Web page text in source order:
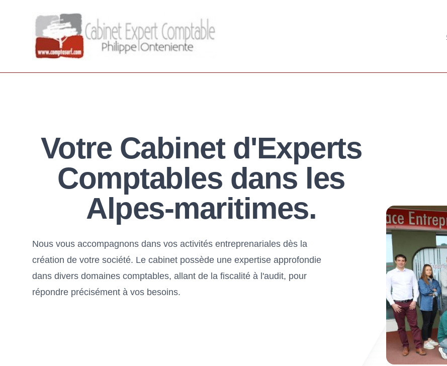
Cabient Expert Comptable Comptasurf
Votre Cabinet d'Experts
Comptables dans les
Alpes-maritimes.
Nous vous accompagnons dans vos activités entreprenariales dès la
création de votre société. Le cabinet possède une expertise approfondie
dans divers domaines comptables, allant de la fiscalité à l'audit, pour
répondre précisément à vos besoins.